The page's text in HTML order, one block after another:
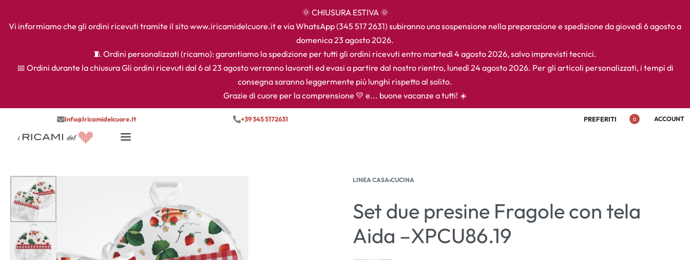
🌞 CHIUSURA ESTIVA 🌞
Vi informiamo che gli ordini ricevuti tramite il sito www.iricamidelcuore.it e via WhatsApp (345 517 2631) subiranno una sospensione nella preparazione e spedizione da giovedì 6 agosto a
domenica 23 agosto 2026.
🧵 Ordini personalizzati (ricamo): garantiamo la spedizione per tutti gli ordini ricevuti entro martedì 4 agosto 2026, salvo imprevisti tecnici.
📅 Ordini durante la chiusura Gli ordini ricevuti dal 6 al 23 agosto verranno lavorati ed evasi a partire dal nostro rientro, lunedì 24 agosto 2026. Per gli articoli personalizzati, i tempi di
consegna saranno leggermente più lunghi rispetto al solito.
Grazie di cuore per la comprensione 💛 e... buone vacanze a tutti! ☀️
Info@iricamidelcuore.it +39 345 5172631 PREFERITI 0 ACCOUNT
LINEA CASA›CUCINA
Set due presine Fragole con tela
Aida –XPCU86.19